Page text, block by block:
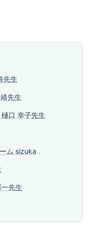
先生
先生
口 幸子先生
ム sizuka
先生